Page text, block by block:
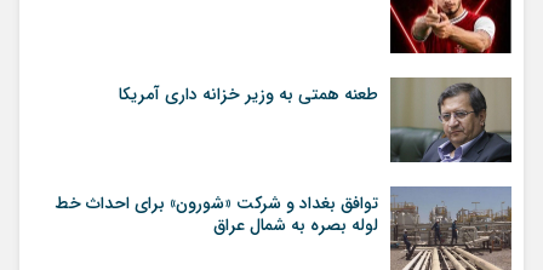
طعنه همتی به وزیر خزانه داری آمریکا
توافق بغداد و شرکت «شورون» برای احداث خط
لوله بصره به شمال عراق